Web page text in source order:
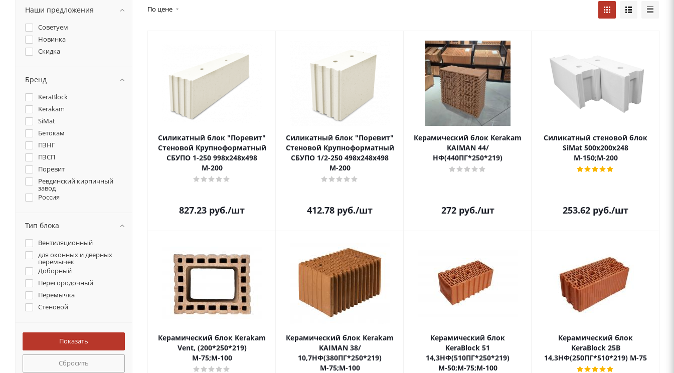
По цене
Силикатный блок "Поревит"
Стеновой Крупноформатный
СБУПО 1-250 998х248х498
М-200
827.23 руб./шт
Силикатный блок "Поревит"
Стеновой Крупноформатный
СБУПО 1/2-250 498х248х498
М-200
412.78 руб./шт
Керамический блок Kerakam
KAIMAN 44/
НФ(440ПГ*250*219)
272руб./шт
Силикатный стеновой блок
SiMat 500х200х248
М-150;М-200
253.62 руб./шт
Керамический блок Kerakam
Vent, (200*250*219)
М-75;М-100
Керамический блок Kerakam
KAIMAN 38/
10,7НФ(380ПГ*250*219)
М-75;М-100
Керамический блок
KeraBlock 51
14,3НФ(510ПГ*250*219)
М-50;М-75;М-100
Керамический блок
KeraBlock 25B
14,3НФ(250ПГ*510*219) М-75
Наши предложения
Советуем
Новинка
Скидка
Бренд
KeraBlock
Kerakam
SiMat
Бетокам
ПЗНГ
ПЗСП
Поревит
Ревдинский кирпичный
завод
Россия
Тип блока
Вентиляционный
для оконных и дверных
перемычек
Доборный
Перегородочный
Перемычка
Стеновой
Сбросить